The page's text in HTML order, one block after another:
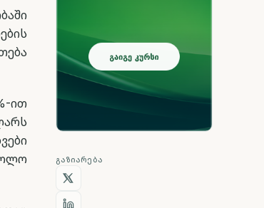
ით
ᲒᲐᲖᲘᲐᲠᲔᲑᲐ